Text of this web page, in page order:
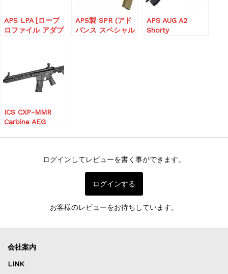
APS LPA [ロープ
ロファイル アダプ
APS製 SPR (アド
バンス スペシャル
APS AUG A2
Shorty
ICS CXP-MMR
Carbine AEG
ログインしてレビューを書く事ができます。
ログインする
お客様のレビューをお待ちしています。
会社案内
LINK